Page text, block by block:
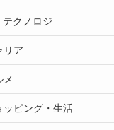
テクノロジ
リア
メ
ッピング・生活